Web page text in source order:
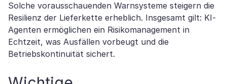
Solche vorausschauenden Warnsysteme steigern die
Resilienz der Lieferkette erheblich. Insgesamt gilt: KI-
Agenten ermöglichen ein Risikomanagement in
Echtzeit, was Ausfällen vorbeugt und die
Betriebskontinuität sichert.